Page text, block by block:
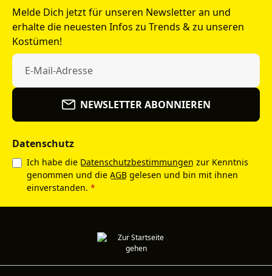
Melde Dich jetzt für unseren Newsletter an und
erhalte die neuesten Infos zu Trends & zu unseren
Kostümen!
NEWSLETTER ABONNIEREN
Datenschutz
Ich habe die Datenschutzbestimmungen zur Kenntnis
genommen und die AGB gelesen und bin mit ihnen
einverstanden. *